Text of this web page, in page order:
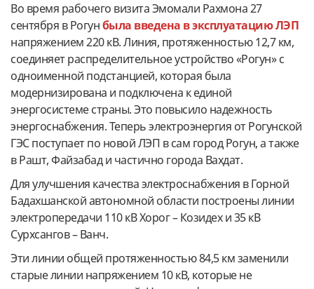
Во время рабочего визита Эмомали Рахмона 27
сентября в Рогунбыла введена в эксплуатацию ЛЭП
напряжением 220 кВ. Линия, протяженностью 12,7 км,
соединяет распределительное устройство «Рогун» с
одноименной подстанцией, которая была
модернизирована и подключена к единой
энергосистеме страны. Это повысило надежность
энергоснабжения. Теперь электроэнергия от Рогунской
ГЭС поступает по новой ЛЭП в сам город Рогун, а также
в Рашт, Файзабад и частично города Вахдат.
Для улучшения качества электроснабжения в Горной
Бадахшанской автономной области построены линии
электропередачи 110 кВ Хорог – Козидех и 35 кВ
Сурхсангов – Ванч.
Эти линии общей протяженностью 84,5 км заменили
старые линии напряжением 10 кВ, которые не